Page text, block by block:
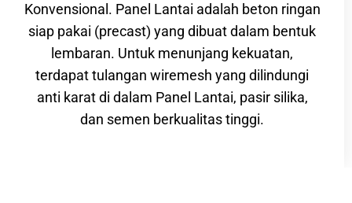
Konvensional. Panel Lantai adalah beton ringan
siap pakai (precast) yang dibuat dalam bentuk
lembaran. Untuk menunjang kekuatan,
terdapat tulangan wiremesh yang dilindungi
anti karat di dalam Panel Lantai, pasir silika,
dan semen berkualitas tinggi.